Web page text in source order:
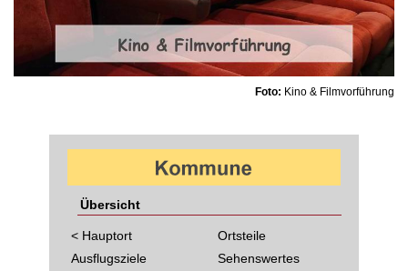
Foto: Kino & Filmvorführung
Übersicht
< Hauptort
Ausflugsziele
Ortsteile
Sehenswertes